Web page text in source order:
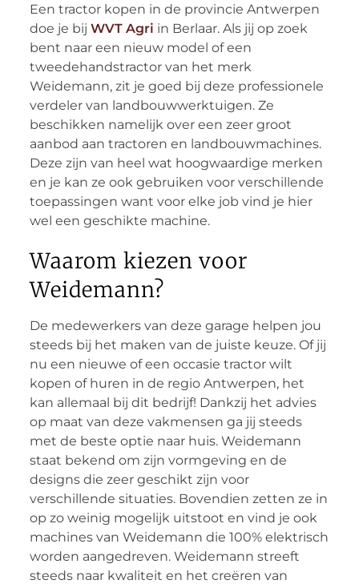
Een tractor kopen in de provincie Antwerpen
doe je bij WVT Agri in Berlaar. Als jij op zoek
bent naar een nieuw model of een
tweedehandstractor van het merk
Weidemann, zit je goed bij deze professionele
verdeler van landbouwwerktuigen. Ze
beschikken namelijk over een zeer groot
aanbod aan tractoren en landbouwmachines.
Deze zijn van heel wat hoogwaardige merken
en je kan ze ook gebruiken voor verschillende
toepassingen want voor elke job vind je hier
wel een geschikte machine.
Waarom kiezen voor
Weidemann?
De medewerkers van deze garage helpen jou
steeds bij het maken van de juiste keuze. Of jij
nu een nieuwe of een occasie tractor wilt
kopen of huren in de regio Antwerpen, het
kan allemaal bij dit bedrijf! Dankzij het advies
op maat van deze vakmensen ga jij steeds
met de beste optie naar huis. Weidemann
staat bekend om zijn vormgeving en de
designs die zeer geschikt zijn voor
verschillende situaties. Bovendien zetten ze in
op zo weinig mogelijk uitstoot en vind je ook
machines van Weidemann die 100% elektrisch
worden aangedreven. Weidemann streeft
steeds naar kwaliteit en het creëren van